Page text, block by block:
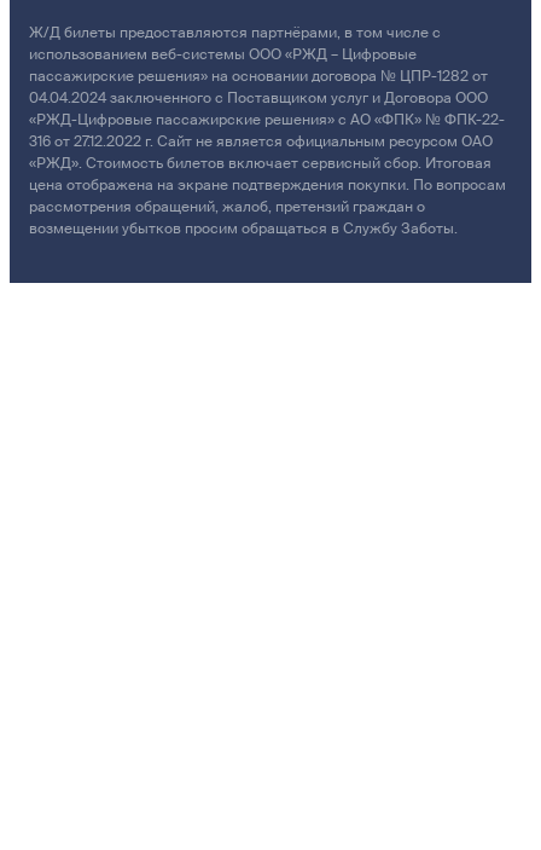
Ж/Д билеты предоставляются партнёрами, в том числе с
использованием веб-системы ООО «РЖД – Цифровые
пассажирские решения» на основании договора № ЦПР-1282 от
04.04.2024 заключенного с Поставщиком услуг и Договора ООО
«РЖД-Цифровые пассажирские решения» с АО «ФПК» № ФПК-22-
316 от 27.12.2022 г. Сайт не является официальным ресурсом ОАО
«РЖД». Стоимость билетов включает сервисный сбор. Итоговая
цена отображена на экране подтверждения покупки. По вопросам
рассмотрения обращений, жалоб, претензий граждан о
возмещении убытков просим обращаться в Службу Заботы.